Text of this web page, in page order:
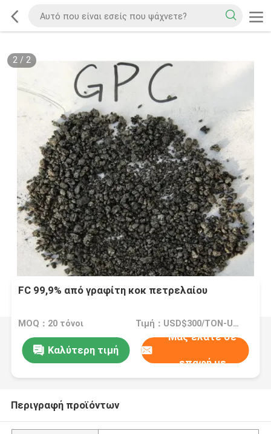
2/ 2
FC 99,9% από γραφίτη κοκ πετρελαίου
MOQ：20 τόνοι Τιμή：USD$300/TON-USD$3000/TON
Καλύτερη τιμή
Μας ελάτε σε
επαφή με
Περιγραφή προϊόντων